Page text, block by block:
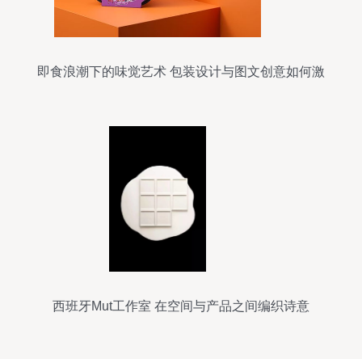
即食浪潮下的味觉艺术 包装设计与图文创意如何激
西班牙Mut工作室 在空间与产品之间编织诗意